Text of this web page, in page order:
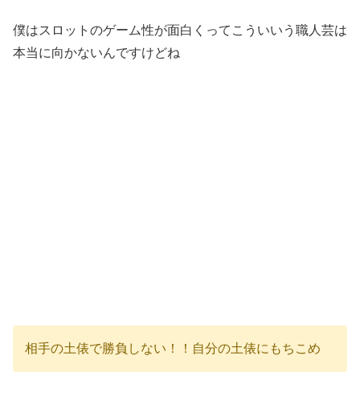
僕はスロットのゲーム性が面白くってこういいう職人芸は
本当に向かないんですけどね
相手の土俵で勝負しない！！自分の土俵にもちこめ